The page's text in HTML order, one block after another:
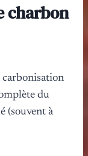
charbon
carbonisation
du
(souvent à